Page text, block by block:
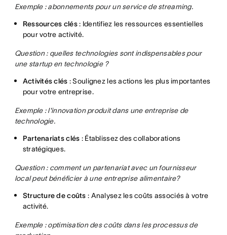
Exemple : abonnements pour un service de streaming.
Ressources clés: Identifiez les ressources essentielles
pour votre activité.
Question : quelles technologies sont indispensables pour
une startup en technologie ?
Activités clés : Soulignez les actions les plus importantes
pour votre entreprise.
Exemple : l'innovation produit dans une entreprise de
technologie.
Partenariats clés : Établissez des collaborations
stratégiques.
Question : comment un partenariat avec un fournisseur
local peut bénéficier à une entreprise alimentaire?
Structure de coûts : Analysez les coûts associés à votre
activité.
Exemple : optimisation des coûts dans les processus de